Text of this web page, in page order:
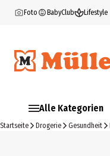
Foto BabyClub Lifestyle
Alle Kategorien
Startseite Drogerie Gesundheit